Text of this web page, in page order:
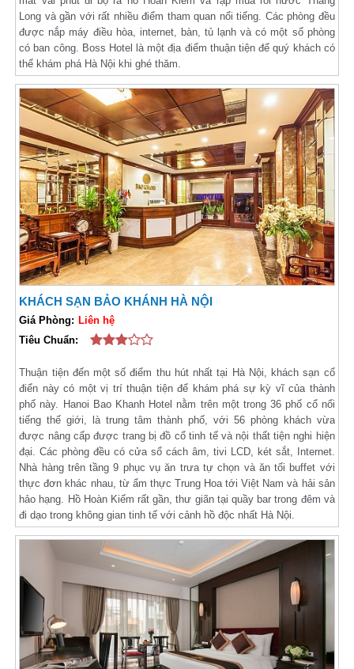
Long và gần với rất nhiều điểm tham quan nổi tiếng. Các phòng đều
được nắp máy điều hòa, internet, bàn, tủ lạnh và có một số phòng
có ban công. Boss Hotel là một địa điểm thuận tiện để quý khách có
thể khám phá Hà Nội khi ghé thăm.
KHÁCH SẠN BẢO KHÁNH HÀ NỘI
Giá Phòng: Liên hệ
Tiêu Chuẩn:
Thuận tiện đến một số điểm thu hút nhất tại Hà Nội, khách sạn cổ
điển này có một vị trí thuận tiện để khám phá sự kỳ vĩ của thành
phố này. Hanoi Bao Khanh Hotel nằm trên một trong 36 phố cổ nổi
tiếng thế giới, là trung tâm thành phố, với 56 phòng khách vừa
được nâng cấp được trang bị đồ cổ tinh tế và nội thất tiện nghi hiện
đại. Các phòng đều có cửa sổ cách âm, tivi LCD, két sắt, Internet.
Nhà hàng trên tầng 9 phục vụ ăn trưa tự chọn và ăn tối buffet với
thực đơn khác nhau, từ ẩm thực Trung Hoa tới Việt Nam và hải sản
hảo hạng. Hồ Hoàn Kiếm rất gần, thư giãn tại quầy bar trong đêm và
đi dạo trong không gian tinh tế với cảnh hồ độc nhất Hà Nội.